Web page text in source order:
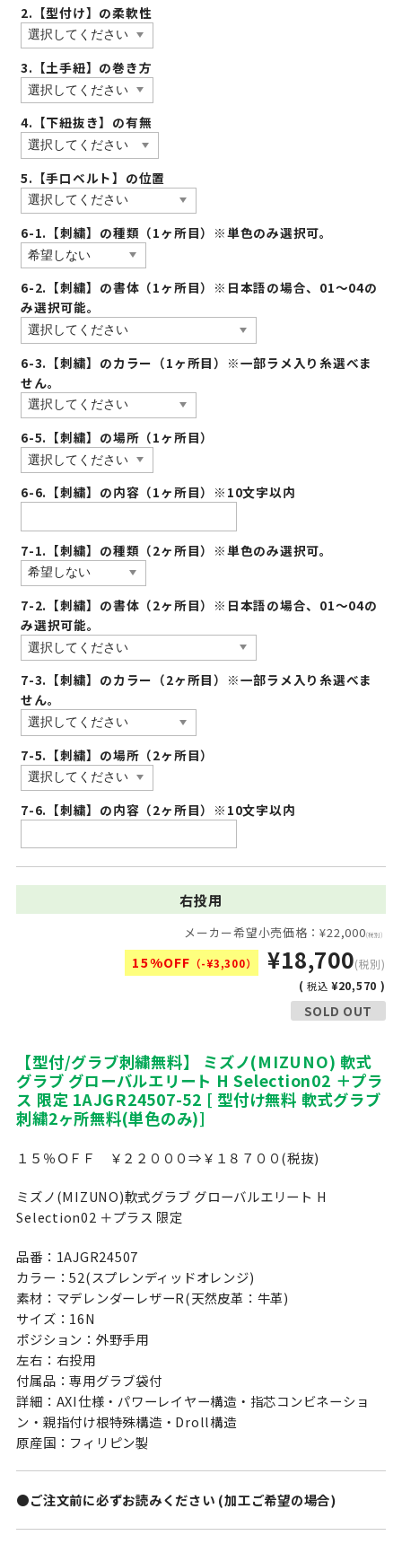
2.【型付け】の柔軟性
3.【土手紐】の巻き方
4.【下紐抜き】の有無
5.【手口ベルト】の位置
6-1.【刺繍】の種類（1ヶ所目）※単色のみ選択可。
6-2.【刺繍】の書体（1ヶ所目）※日本語の場合、01〜04の
み選択可能。
6-3.【刺繍】のカラー（1ヶ所目）※一部ラメ入り糸選べま
せん。
6-5.【刺繍】の場所（1ヶ所目）
6-6.【刺繍】の内容（1ヶ所目）※10文字以内
7-1.【刺繍】の種類（2ヶ所目）※単色のみ選択可。
7-2.【刺繍】の書体（2ヶ所目）※日本語の場合、01〜04の
み選択可能。
7-3.【刺繍】のカラー（2ヶ所目）※一部ラメ入り糸選べま
せん。
7-5.【刺繍】の場所（2ヶ所目）
7-6.【刺繍】の内容（2ヶ所目）※10文字以内
右投用
メーカー希望小売価格：¥22,000(税別)
15%OFF （-¥3,300） ¥18,700(税別)
(税込 ¥20,570 )
SOLD OUT
【型付/グラブ刺繍無料】 ミズノ(MIZUNO) 軟式
グラブ グローバルエリート H Selection02 ＋プラ
ス 限定 1AJGR24507-52 [ 型付け無料 軟式グラブ
刺繍2ヶ所無料(単色のみ)]
１５％ＯＦＦ ￥２２０００⇒￥１８７００(税抜)
ミズノ(MIZUNO)軟式グラブ グローバルエリート H
Selection02 ＋プラス 限定
品番：1AJGR24507
カラー：52(スプレンディッドオレンジ)
素材：マデレンダーレザーR(天然皮革：牛革)
サイズ：16N
ポジション：外野手用
左右：右投用
付属品：専用グラブ袋付
詳細：AXI仕様・パワーレイヤー構造・指芯コンビネーショ
ン・親指付け根特殊構造・Droll構造
原産国：フィリピン製
●ご注文前に必ずお読みください (加工ご希望の場合)